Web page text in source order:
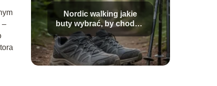
–
Nordic walking jakie
buty wybrać, by chodzić
wygodnie?